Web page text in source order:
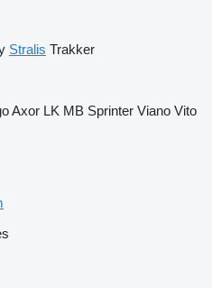
Stralis Trakker
Axor LK MB Sprinter Viano Vito